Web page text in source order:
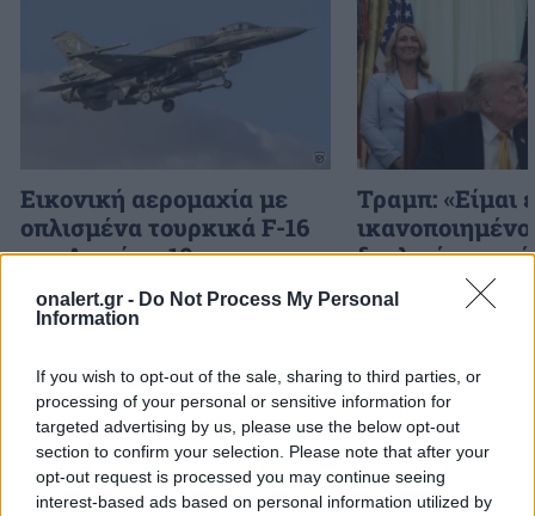
onalert.gr - Do Not Process My Personal
Information
If you wish to opt-out of the sale, sharing to third parties, or
processing of your personal or sensitive information for
targeted advertising by us, please use the below opt-out
section to confirm your selection. Please note that after your
opt-out request is processed you may continue seeing
interest-based ads based on personal information utilized by
Εικονική αερομαχία με
οπλισμένα τουρκικά F-16
στο Αιγαίο – 10
παραβάσεις και 17
παραβιάσεις ο
Τραμπ: «Είμαι
δουλειά που
Χέγκσεθ»
ΔΙΑΦΗΜΙΣΗ